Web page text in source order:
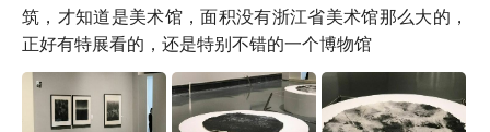
筑，才知道是美术馆，面积没有浙江省美术馆那么大的，
正好有特展看的，还是特别不错的一个博物馆